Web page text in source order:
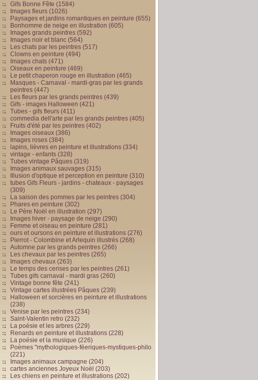
Gifs Bonne Fête (1584)
Images fleurs (1026)
Paysages et jardins romantiques en peinture (655)
Bonhomme de neige en illustration (605)
Images grands peintres (592)
Images noir et blanc (564)
Les chats par les peintres (517)
Clowns en peinture (494)
Images chats (471)
Oiseaux en peinture (469)
Le petit chaperon rouge en illustration (465)
Masques - Carnaval - mardi-gras par les grands
peintres (447)
Les fleurs par les grands peintres (439)
Gifs - images Halloween (421)
Tubes - gifs fleurs (411)
commedia dell'arte par les grands peintres (405)
Fruits d'été par les peintres (402)
Images oiseaux (386)
Images roses (384)
lapins, lièvres en peinture et illustrations (334)
vintage - enfants (328)
Tubes vintage Pâques (319)
Images animaux sauvages (315)
Illusion d'optique et perception en peinture (310)
tubes Gifs Fleurs - jardins - chateaux - paysages
(309)
La saison des pommes par les peintres (304)
Phares en peinture (302)
Le Père Noël en illustration (297)
Images hiver - paysage de neige (290)
Femme et oiseau en peinture (281)
ours et oursons en peinture et illustrations (276)
Pierrot - Colombine et Arlequin illustrés (268)
Automne par les grands peintres (266)
Les chevaux par les peintres (265)
Images chevaux (263)
Le temps des cerises par les peintres (261)
Tubes gifs carnaval - mardi gras (260)
Vintage bonne fête (241)
Vintage cartes illustrées Pâques (239)
Halloween et sorcières en peinture et illustrations
(238)
Venise par les peintres (234)
Saint-Valentin retro (232)
La poésie et les arbres (229)
Renards en peinture et illustrations (228)
La poésie et la musique (226)
Poèmes "mythologiques-féeriques-mystiques-philo
(221)
Images animaux campagne (204)
cartes anciennes Joyeux Noël (203)
Les chiens en peinture et illustrations (202)